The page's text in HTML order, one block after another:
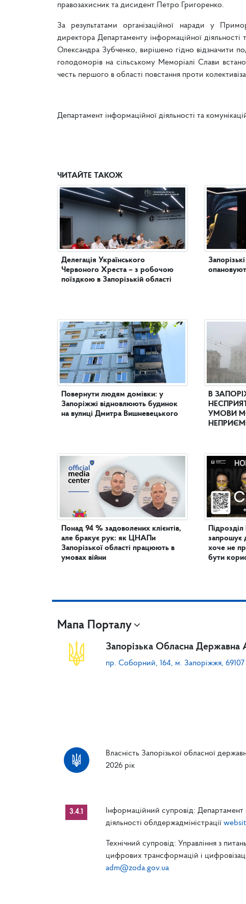
правозахисник та дисидент Петро Григоренко.
За результатами організаційної наради у
директора Департаменту інформаційної діяльності
Олександра Зубченко, вирішено гідно відзначити
голодоморів на сільському Меморіалі Слави
честь першого в області повстання проти
Департамент інформаційної діяльності та
ЧИТАЙТЕ ТАКОЖ
Делегація Українського
Червоного Хреста – з робочою
поїздкою в Запорізькій області
Повернути людям домівки: у
Запоріжжі відновлюють будинок
на вулиці Дмитра Вишневецького
Понад 94 % задоволених клієнтів,
але бракує рук: як ЦНАПи
Запорізької області працюють в
умовах війни
В
УМОВИ
запрошує
хоче не
бути
Мапа Порталу
Запорізька Обласна Державна
пр. Соборний, 164, м. Запоріжжя, 69107
Власність Запорізької обласної
2026 рік
3.4.1
Інформаційний супровід: Департамент
діяльності облдержадміністрації
Технічний супровід: Управління з
цифрових трансформацій і
adm@zoda.gov.ua